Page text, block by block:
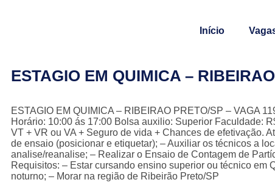
Início
ESTAGIO EM QUIMICA –
ESTAGIO EM QUIMICA – RIBEIRAO PRETO/SP – VAGA
Horário: 10:00 ás 17:00 Bolsa auxilio: Superior Faculdade:
VT + VR ou VA + Seguro de vida + Chances de efetivação.
de ensaio (posicionar e etiquetar); – Auxiliar os técnicos a
analise/reanalise; – Realizar o Ensaio de Contagem de
Requisitos: – Estar cursando ensino superior ou técnico em
noturno; – Morar na região de Ribeirão Preto/SP